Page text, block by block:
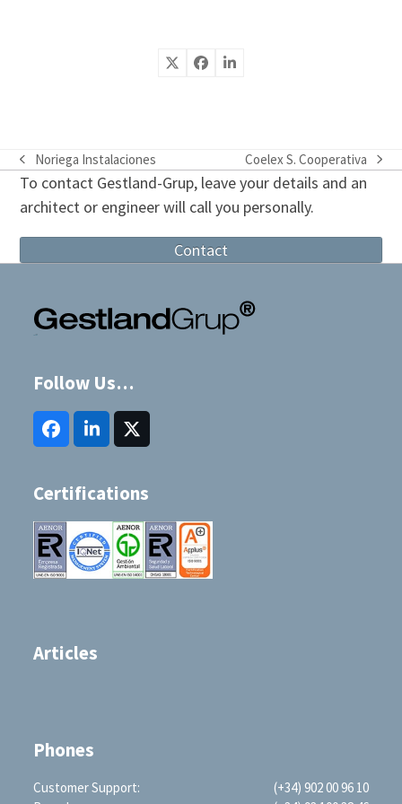
previous
post:
Noriega Instalaciones
next
post:
Coelex S. Cooperativa
To contact Gestland-Grup, leave your details and an
architect or engineer will call you personally.
Contact
Follow Us…
FacebookLinkedInTwitter
(deprecated)
Certifications
Articles
Phones
Customer Support:
(+34) 902 00 96 10